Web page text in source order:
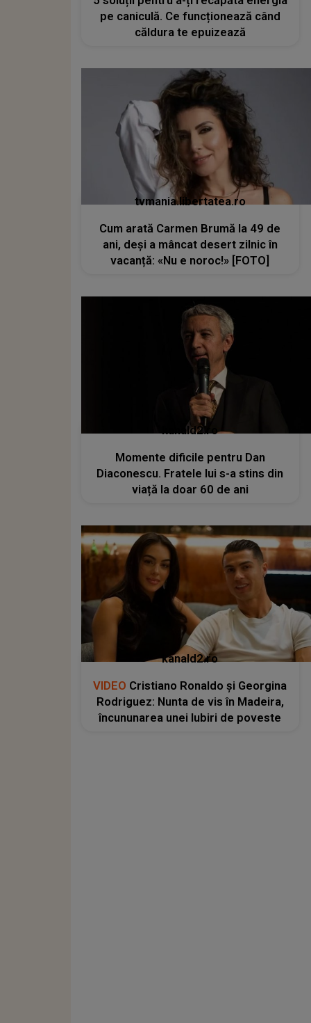
pe caniculă. Ce funcționează când
căldura te epuizează
tvmania.libertatea.ro
Cum arată Carmen Brumă la 49 de
ani, deși a mâncat desert zilnic în
vacanță: «Nu e noroc!» [FOTO]
kanald2.ro
Momente dificile pentru Dan
Diaconescu. Fratele lui s-a stins din
viață la doar 60 de ani
kanald2.ro
VIDEO Cristiano Ronaldo și Georgina
Rodriguez: Nunta de vis în Madeira,
încununarea unei Iubiri de poveste